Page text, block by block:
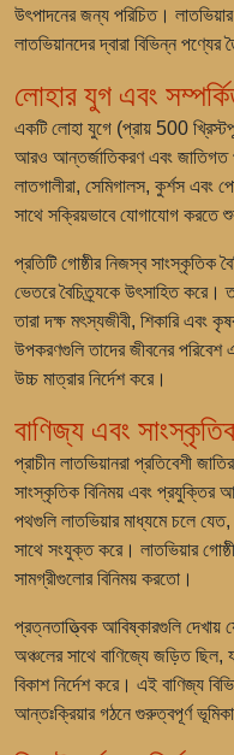
উৎপাদনের জন্য পরিচিত।
লাতভিয়ানদের দ্বারা বিভিন্ন
লোহার যুগ এবং
একটিলোহা যুগে (প্রায় 500
আরও আন্তর্জাতিকরণ এবং জাতিগত
লাতগালীরা, সেমিগালস, কুর্শস এবং
সাথে সক্রিয়ভাবে যোগাযোগ করতে
প্রতিটি গোষ্ঠীর নিজস্ব সাংস্কৃতিক
ভেতরে বৈচিত্র্যকে উৎসাহিত করে।
তারা দক্ষ মৎস্যজীবী, শিকারি এবং
উপকরণগুলি তাদের জীবনের পরিবেশ
উচ্চ মাত্রার নির্দেশ করে।
বাণিজ্য এবং
প্রাচীন লাতভিয়ানরা প্রতিবেশী
সাংস্কৃতিক বিনিময় এবং প্রযুক্তির
পথগুলি লাতভিয়ার মাধ্যমে চলে
সাথে সংযুক্ত করে। লাতভিয়ার
সামগ্রীগুলোর বিনিময় করতো।
প্রত্নতাত্ত্বিক আবিষ্কারগুলি দেখায়
অঞ্চলের সাথে বাণিজ্যে জড়িত ছিল,
বিকাশ নির্দেশ করে। এই বাণিজ্য
আন্তঃক্রিয়ার গঠনে গুরুত্বপূর্ণ